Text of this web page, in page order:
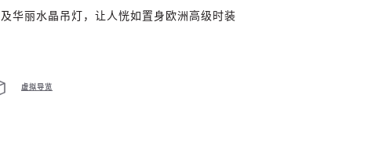
华丽水晶吊灯，让人恍如置身欧洲高级时装
虚拟导览